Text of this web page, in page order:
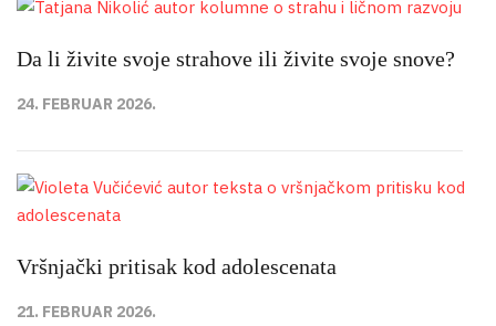
Da li živite svoje strahove ili živite svoje snove?
24. FEBRUAR 2026.
Vršnjački pritisak kod adolescenata
21. FEBRUAR 2026.